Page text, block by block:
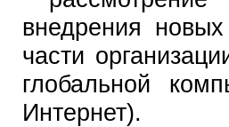
внедрения
части
глобальной
Интернет).